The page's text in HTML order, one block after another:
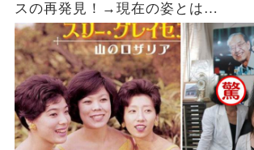
スの再発見！→現在の姿とは…